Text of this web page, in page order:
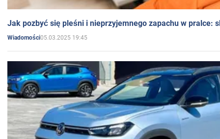
Jak pozbyć się pleśni i nieprzyjemnego zapachu w pralce:
Wiadomości05.03.2025 19:45